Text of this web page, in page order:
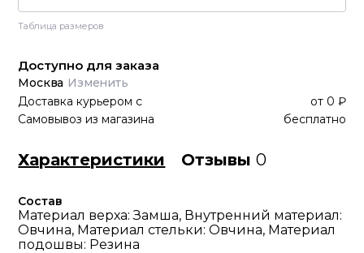
Таблица размеров
Доступно для заказа
Москва Изменить
Доставка курьером с от 0 ₽
Самовывоз из магазина
бесплатно
Характеристики Отзывы0
Состав
Материал верха: Замша, Внутренний материал:
Овчина, Материал стельки: Овчина, Материал
подошвы: Резина